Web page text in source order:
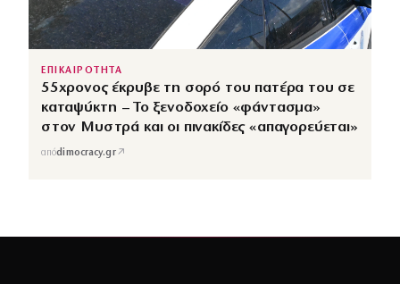
ΕΠΙΚΑΙΡΟΤΗΤΑ
55χρονος έκρυβε τη σορό του πατέρα του σε
καταψύκτη – Το ξενοδοχείο «φάντασμα»
στον Μυστρά και οι πινακίδες «απαγορεύεται»
απόdimocracy.gr↗